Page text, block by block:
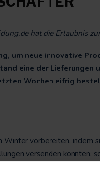
hat die Erlaubnis
um neue innovative
eine der Lieferungen
Wochen eifrig
vorbereiten, indem
versenden konnten,